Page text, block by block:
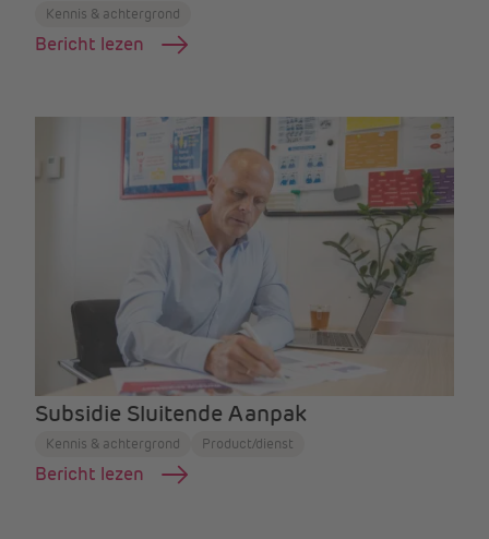
Kennis & achtergrond
Bericht lezen
Subsidie Sluitende Aanpak
Kennis & achtergrond Product/dienst
Bericht lezen